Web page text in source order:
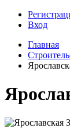
Вход
Главная